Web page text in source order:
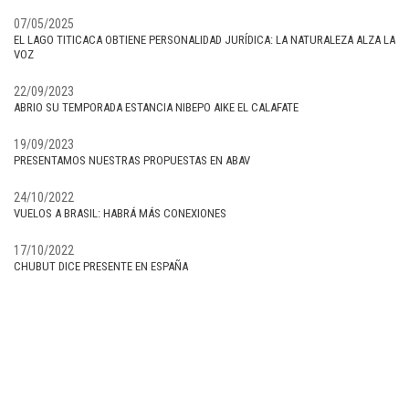
07/05/2025
EL LAGO TITICACA OBTIENE PERSONALIDAD JURÍDICA: LA NATURALEZA ALZA LA
VOZ
22/09/2023
ABRIO SU TEMPORADA ESTANCIA NIBEPO AIKE EL CALAFATE
19/09/2023
PRESENTAMOS NUESTRAS PROPUESTAS EN ABAV
24/10/2022
VUELOS A BRASIL: HABRÁ MÁS CONEXIONES
17/10/2022
CHUBUT DICE PRESENTE EN ESPAÑA